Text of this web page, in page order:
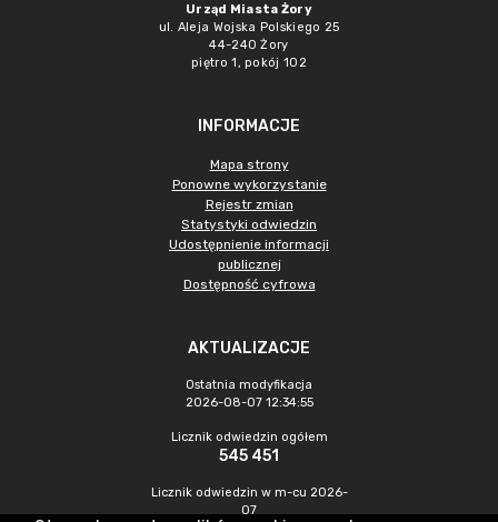
Urząd Miasta Żory
ul. Aleja Wojska Polskiego 25
44-240 Żory
piętro 1, pokój 102
INFORMACJE
Mapa strony
Ponowne wykorzystanie
Rejestr zmian
Statystyki odwiedzin
Udostępnienie informacji
publicznej
Dostępność cyfrowa
AKTUALIZACJE
Ostatnia modyfikacja
2026-08-07 12:34:55
Licznik odwiedzin ogółem
545 451
Licznik odwiedzin w m-cu 2026-
07